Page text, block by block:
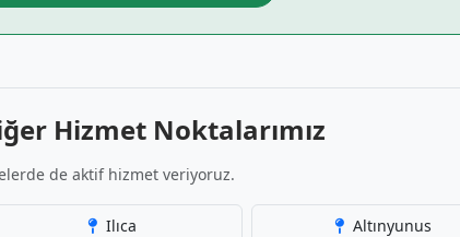
Hizmet Noktalarımız
de aktif hizmet veriyoruz.
Ilıca Altınyunus